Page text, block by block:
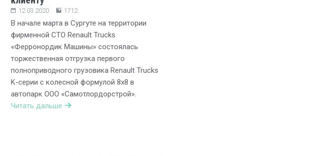
12.03.2020 1712
В начале марта в Сургуте на территории
фирменной СТО Renault Trucks
«Ферронордик Машины» состоялась
торжественная отгрузка первого
полноприводного грузовика Renault Trucks
K-серии с колесной формулой 8х8 в
автопарк ООО «Самотлордорстрой».
Читать дальше